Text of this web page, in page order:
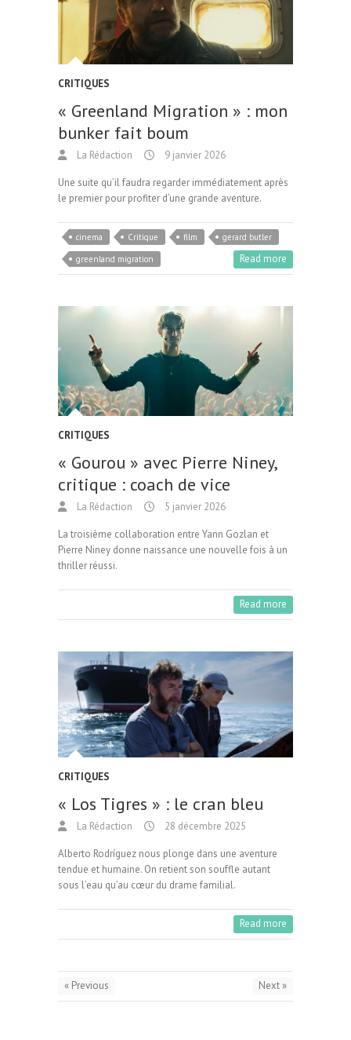
CRITIQUES
« Greenland Migration » : mon
bunker fait boum
La Rédaction 9 janvier 2026
Une suite qu’il faudra regarder immédiatement après
le premier pour profiter d’une grande aventure.
cinema Critique film
gerard butler
greenland migration
Read more
CRITIQUES
« Gourou » avec Pierre Niney,
critique : coach de vice
La Rédaction 5 janvier 2026
La troisième collaboration entre Yann Gozlan et
Pierre Niney donne naissance une nouvelle fois à un
thriller réussi.
Read more
CRITIQUES
« Los Tigres » : le cran bleu
La Rédaction 28 décembre 2025
Alberto Rodríguez nous plonge dans une aventure
tendue et humaine. On retient son souffle autant
sous l’eau qu’au cœur du drame familial.
Read more
« Previous Next »